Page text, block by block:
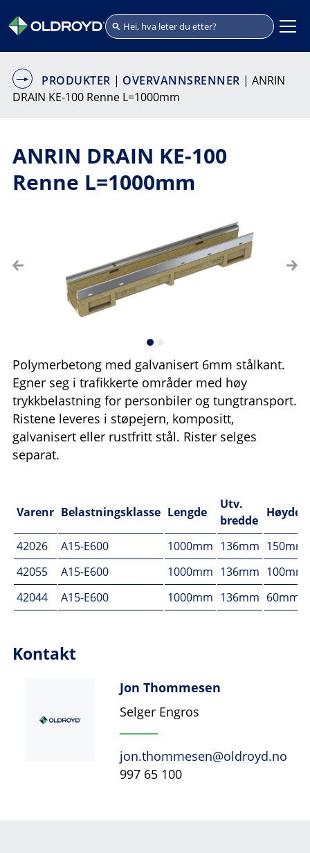
PRODUKTER | OVERVANNSRENNER | ANRIN
DRAIN KE-100 Renne L=1000mm
ANRIN DRAIN KE-100
Renne L=1000mm
Polymerbetong med galvanisert 6mm stålkant.
Egner seg i trafikkerte områder med høy
trykkbelastning for personbiler og tungtransport.
Ristene leveres i støpejern, kompositt,
galvanisert eller rustfritt stål. Rister selges
separat.
Varenr Belastningsklasse Lengde
Utv.
bredde
Høyde
42026 A15-E600 1000mm 136mm 150mm
42055
A15-E600 1000mm 136mm 100mm
42044
A15-E600 1000mm 136mm 60mm
Kontakt
Jon Thommesen
Selger Engros
jon.thommesen@oldroyd.no
997 65 100